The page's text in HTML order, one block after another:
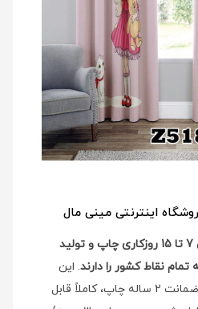
اینترنتی مینی مال
تمام محصولات چاپی بین 7 تا 15 روزکاری چاپ و تولید
نقاط کشور را دارند. این
محصولات با رنگ ثابت و ضمانت 2 ساله چاپ، کاملاً قابل